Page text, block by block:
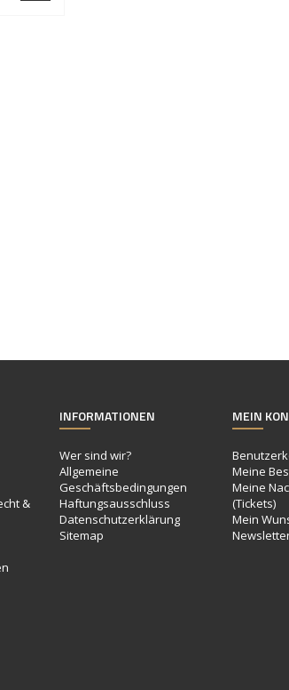
&
INFORMATIONEN
Wer sind wir?
Allgemeine
Geschäftsbedingungen
Haftungsausschluss
Datenschutzerklärung
Sitemap
MEIN
Meine
Meine
(Tickets)
Mein